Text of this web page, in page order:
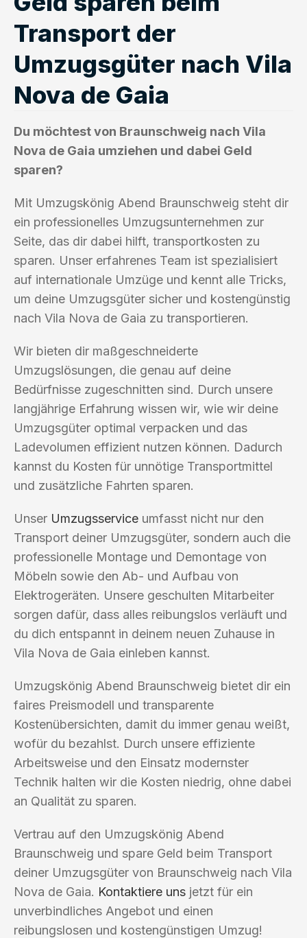
Transport der
Umzugsgüter nach Vila
Nova de Gaia
Du möchtest von Braunschweig nach Vila
Nova de Gaia umziehen und dabei Geld
sparen?
Mit Umzugskönig Abend Braunschweig steht dir
ein professionelles Umzugsunternehmen zur
Seite, das dir dabei hilft, transportkosten zu
sparen. Unser erfahrenes Team ist spezialisiert
auf internationale Umzüge und kennt alle Tricks,
um deine Umzugsgüter sicher und kostengünstig
nach Vila Nova de Gaia zu transportieren.
Wir bieten dir maßgeschneiderte
Umzugslösungen, die genau auf deine
Bedürfnisse zugeschnitten sind. Durch unsere
langjährige Erfahrung wissen wir, wie wir deine
Umzugsgüter optimal verpacken und das
Ladevolumen effizient nutzen können. Dadurch
kannst du Kosten für unnötige Transportmittel
und zusätzliche Fahrten sparen.
Unser Umzugsservice umfasst nicht nur den
Transport deiner Umzugsgüter, sondern auch die
professionelle Montage und Demontage von
Möbeln sowie den Ab- und Aufbau von
Elektrogeräten. Unsere geschulten Mitarbeiter
sorgen dafür, dass alles reibungslos verläuft und
du dich entspannt in deinem neuen Zuhause in
Vila Nova de Gaia einleben kannst.
Umzugskönig Abend Braunschweig bietet dir ein
faires Preismodell und transparente
Kostenübersichten, damit du immer genau weißt,
wofür du bezahlst. Durch unsere effiziente
Arbeitsweise und den Einsatz modernster
Technik halten wir die Kosten niedrig, ohne dabei
an Qualität zu sparen.
Vertrau auf den Umzugskönig Abend
Braunschweig und spare Geld beim Transport
deiner Umzugsgüter von Braunschweig nach Vila
Nova de Gaia. Kontaktiere uns jetzt für ein
unverbindliches Angebot und einen
reibungslosen und kostengünstigen Umzug!